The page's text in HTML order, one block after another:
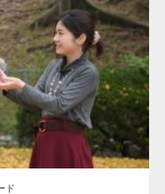
細マッチョ) 上腕三頭筋
ド